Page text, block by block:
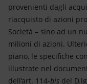
provenienti dagli
riacquisto di azioni
Società – sino ad un
milioni di azioni.
piano, le specifiche
illustrate nel
dell’art. 114-bis del